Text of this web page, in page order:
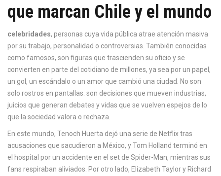
ó
n
d
p
l
a
que marcan Chile y el mundo
celebridades, personas cuya vida pública atrae atención masiva
por su trabajo, personalidad o controversias . También conocidas
como famosos, son figuras que trascienden su oficio y se
convierten en parte del cotidiano de millones, ya sea por un papel,
un gol, un escándalo o un amor que cambió una ciudad.
No son
solo rostros en pantallas: son decisiones que mueven industrias,
juicios que generan debates y vidas que se vuelven espejos de lo
que la sociedad valora o rechaza.
En este mundo, Tenoch Huerta dejó una serie de Netflix tras
acusaciones que sacudieron a México, yTom Holland terminó en
el hospital por un accidente en el set de Spider-Man, mientras sus
fans respiraban aliviados. Por otro lado, Elizabeth Taylory Richard